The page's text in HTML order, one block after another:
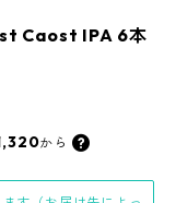
Caost IPA 6本
から